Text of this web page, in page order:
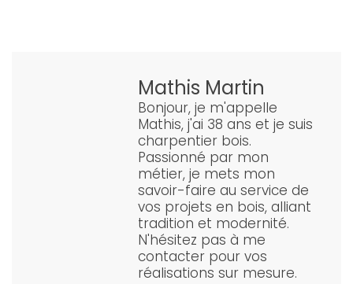
Mathis Martin
Bonjour, je m'appelle
Mathis, j'ai 38 ans et je suis
charpentier bois.
Passionné par mon
métier, je mets mon
savoir-faire au service de
vos projets en bois, alliant
tradition et modernité.
N'hésitez pas à me
contacter pour vos
réalisations sur mesure.